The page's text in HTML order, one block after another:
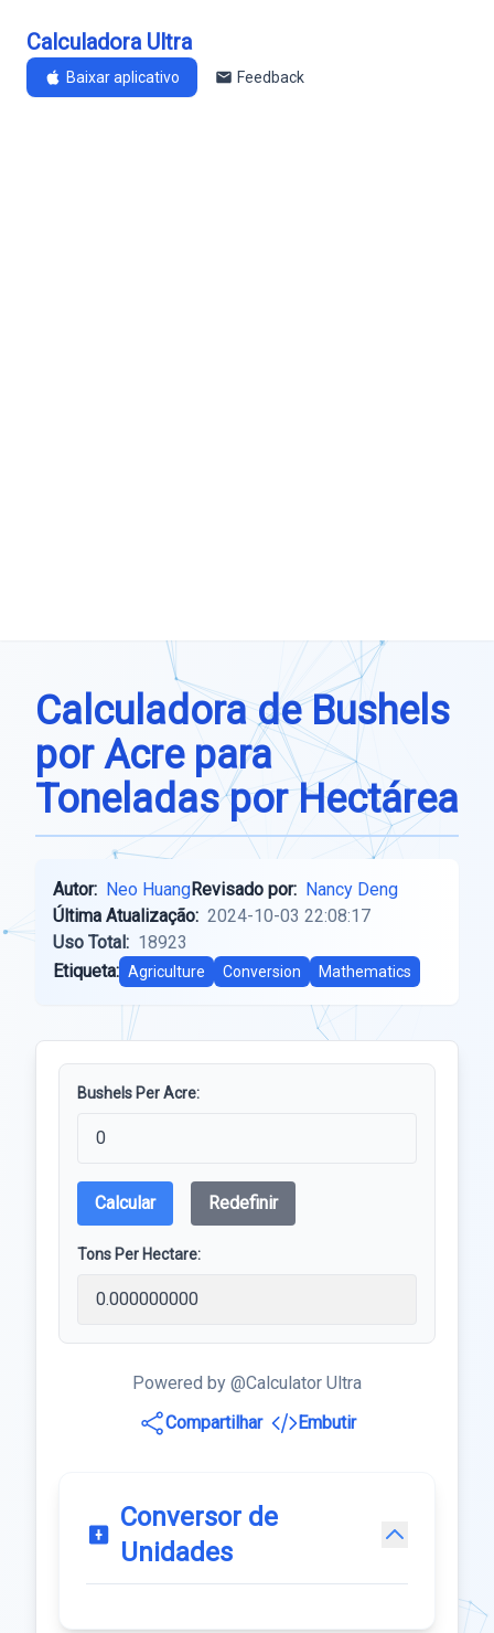
Calculadora Ultra
Baixar aplicativo Feedback
Calculadora de Bushels
por Acre para
Toneladas por Hectárea
Autor: Neo HuangRevisado por: Nancy Deng
Última Atualização: 2024-10-03 22:08:17
Uso Total: 18923
Etiqueta: Agriculture Conversion Mathematics
Bushels Per Acre:
Calcular Redefinir
Tons Per Hectare:
Powered by @Calculator Ultra
Compartilhar
Embutir
Conversor de
Unidades